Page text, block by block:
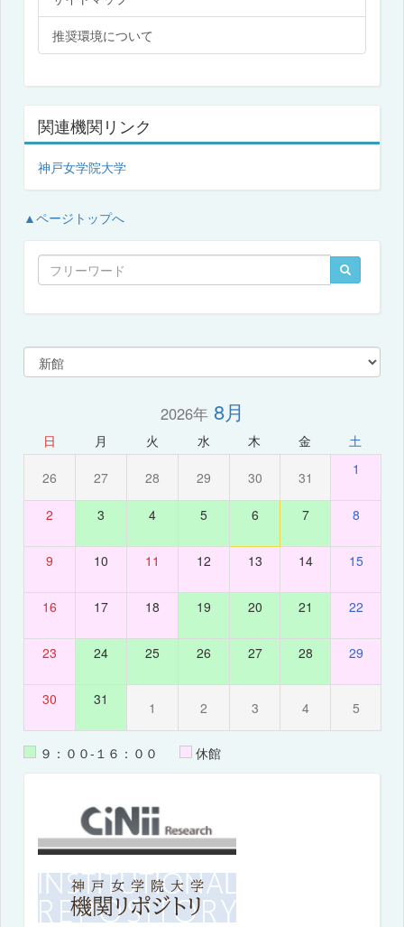
推奨環境について
関連機関リンク
神戸女学院大学
▲ページトップへ
2026年8月
日 月 火 水 木 金 土
26 27 28 29 30 31 1
2 3 4 5 6 7 8
9 10 11 12 13 14 15
16 17 18 19 20 21 22
23 24 25 26 27 28 29
30 31 1 2 3 4 5
９：００-１６：００ 休館